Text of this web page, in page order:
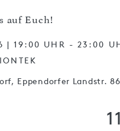
auf Euch!
| 19:00 UHR - 23:00
Eppendorfer Landstr.